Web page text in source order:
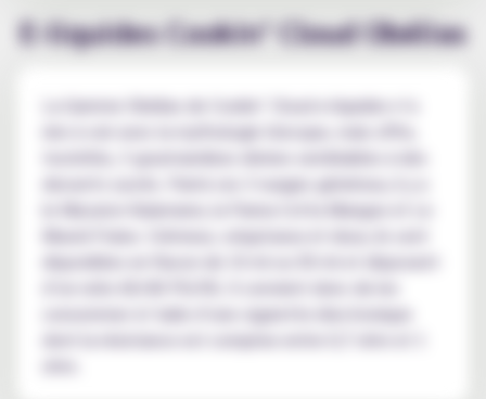
E-liquides Cookin’ Cloud Obélias
La Gamme Obélias de Cookin’ Cloud e-liquides n’a
rien à voir avec la mythologie Grecque, mais offre,
desserts sucrés. Parmi ces 3 nuages généreux, il y a
le Macaron Kalamansi, la Panna Cotta Mangue et Le
disponibles en flacon de 10 ml ou 50 ml et disposent
consommer à l’aide d’une cigarette électronique